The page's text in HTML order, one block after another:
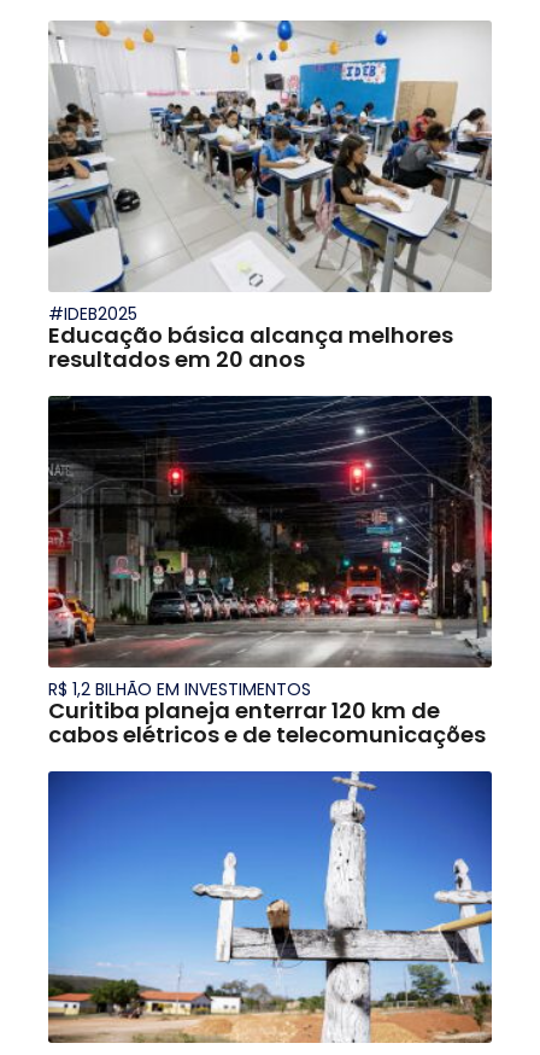
#IDEB2025
Educação básica alcança melhores
resultados em 20 anos
R$ 1,2 BILHÃO EM INVESTIMENTOS
Curitiba planeja enterrar 120 km de
cabos elétricos e de telecomunicações